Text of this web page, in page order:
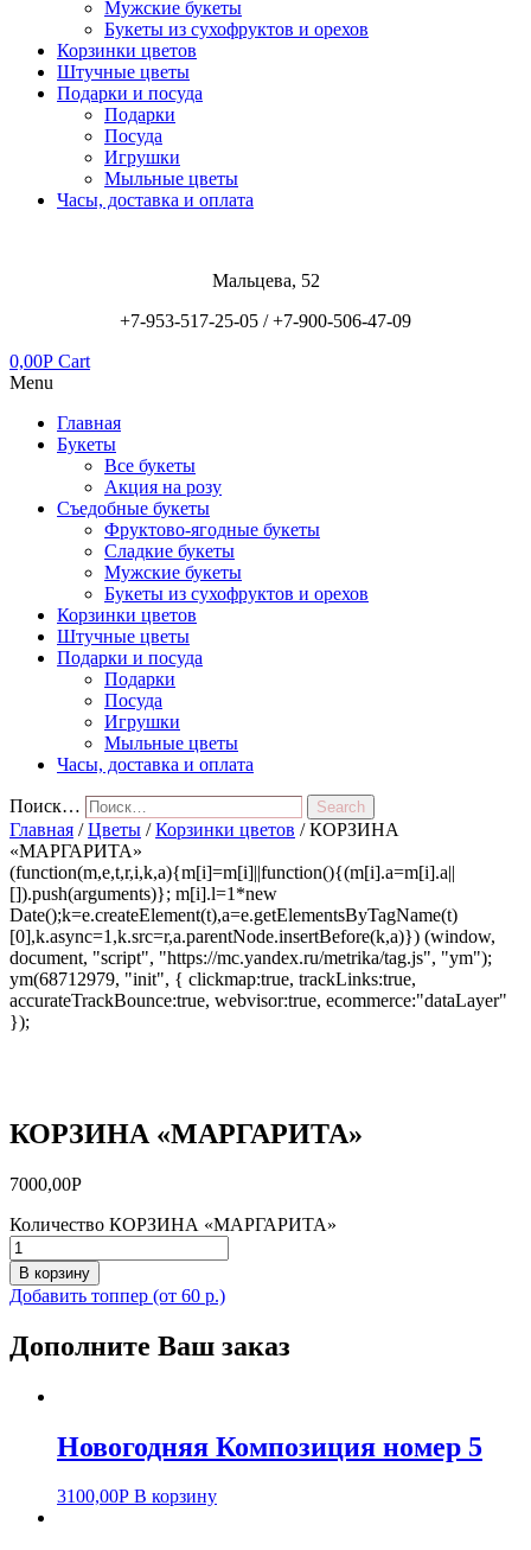
Мужские букеты
Букеты из сухофруктов и орехов
Корзинки цветов
Штучные цветы
Подарки и посуда
Подарки
Посуда
Игрушки
Мыльные цветы
Часы, доставка и оплата
Мальцева, 52
+7-953-517-25-05 /+7-900-506-47-09
0,00Р Cart
Menu
Главная
Букеты
Все букеты
Акция на розу
Съедобные букеты
Фруктово-ягодные букеты
Сладкие букеты
Мужские букеты
Букеты из сухофруктов и орехов
Корзинки цветов
Штучные цветы
Подарки и посуда
Подарки
Посуда
Игрушки
Мыльные цветы
Часы, доставка и оплата
Поиск… Search
Главная /Цветы /Корзинки цветов / КОРЗИНА
«МАРГАРИТА»
(function(m,e,t,r,i,k,a){m[i]=m[i]||function(){(m[i].a=m[i].a||
[]).push(arguments)}; m[i].l=1*new
Date();k=e.createElement(t),a=e.getElementsByTagName(t)
[0],k.async=1,k.src=r,a.parentNode.insertBefore(k,a)}) (window,
document, "script", "https://mc.yandex.ru/metrika/tag.js", "ym");
ym(68712979, "init", { clickmap:true, trackLinks:true,
accurateTrackBounce:true, webvisor:true, ecommerce:"dataLayer"
});
КОРЗИНА «МАРГАРИТА»
7000,00Р
Количество КОРЗИНА «МАРГАРИТА»
В корзину
Добавить топпер (от 60 р.)
Дополните Ваш заказ
Новогодняя Композиция номер 5
3100,00Р В корзину